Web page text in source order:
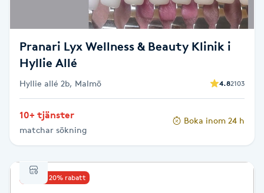
Färgning
Föning
Gel naglar
Gellack
Pranari Lyx Wellness & Beauty Klinik i
Hyllie Allé
Hyllie allé 2b, Malmö 4.82103
10+ tjänster
matchar sökning
Boka inom 24 h
Upp till 20% rabatt